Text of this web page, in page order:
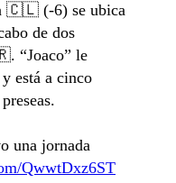
🇨🇱 (-6) se ubica
de dos
“Joaco” le
está a cinco
una jornada
QwwtDxz6ST